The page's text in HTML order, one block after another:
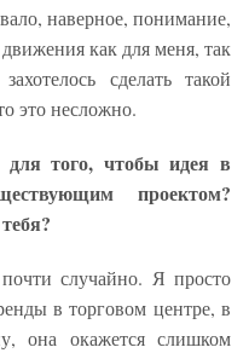
наверное, понимание,
как для меня, так
сделать такой
это несложно.
того, чтобы идея в
проектом?
случайно. Я просто
в торговом центре, в
она окажется слишком